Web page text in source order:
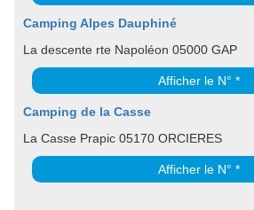
Camping Alpes Dauphiné
La descente rte Napoléon 05000 GAP
Afficher le N° *
Camping de la Casse
La Casse Prapic 05170 ORCIERES
Afficher le N° *